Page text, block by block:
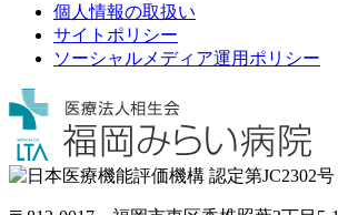
個人情報の取扱い
サイトポリシー
ソーシャルメディア運用ポリシー